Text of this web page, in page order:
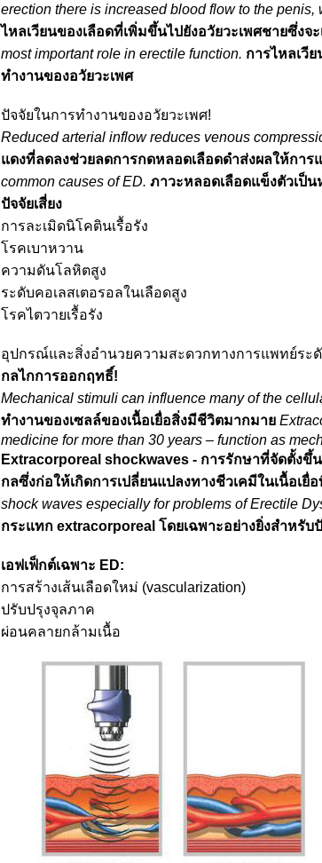
erection there is increased blood flow to the penis,
ไหลเวียนของเลือดที่เพิ่มขึ้นไปยังอวัยวะเพศชายซึ่งจ
most important role in erectile function. การไหลเวี
ทำงานของอวัยวะเพศ
ปัจจัยในการทำงานของอวัยวะเพศ!
Reduced arterial inflow reduces venous
แดงที่ลดลงช่วยลดการกดหลอดเลือดดำส่งผลให้การ
common causes of ED. ภาวะหลอดเลือดแข็งตัวเป็
ปัจจัยเสี่ยง
การละเมิดนิโคตินเรื้อรัง
โรคเบาหวาน
ความดันโลหิตสูง
ระดับคอเลสเตอรอลในเลือดสูง
โรคไตวายเรื้อรัง
อุปกรณ์และสิ่งอำนวยความสะดวกทางการแพทย์ระ
กลไกการออกฤทธิ์!
Mechanical stimuli can influence many of the
ทำงานของเซลล์ของเนื้อเยื่อสิ่งมีชีวิตมากมาย
medicine for more than 30 years – function as
Extracorporeal shockwaves - การรักษาที่จัดตั้ง
กลซึ่งก่อให้เกิดการเปลี่ยนแปลงทางชีวเคมีในเนื้อเยื่
shock waves especially for problems of Erectile
กระแทก extracorporeal โดยเฉพาะอย่างยิ่งสำหรั
เอฟเฟ็กต์เฉพาะ ED:
การสร้างเส้นเลือดใหม่ (vascularization)
ปรับปรุงจุลภาค
ผ่อนคลายกล้ามเนื้อ